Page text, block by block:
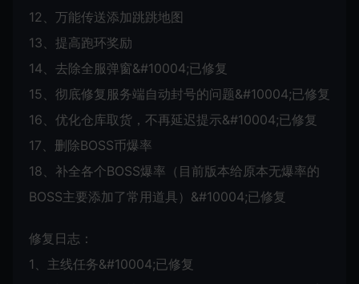
12、万能传送添加跳跳地图
13、提高跑环奖励
14、去除全服弹窗&#10004;已修复
15、彻底修复服务端自动封号的问题&#10004;已修复
16、优化仓库取货，不再延迟提示&#10004;已修复
17、删除BOSS币爆率
18、补全各个BOSS爆率（目前版本给原本无爆率的
BOSS主要添加了常用道具）&#10004;已修复
修复日志：
1、主线任务&#10004;已修复